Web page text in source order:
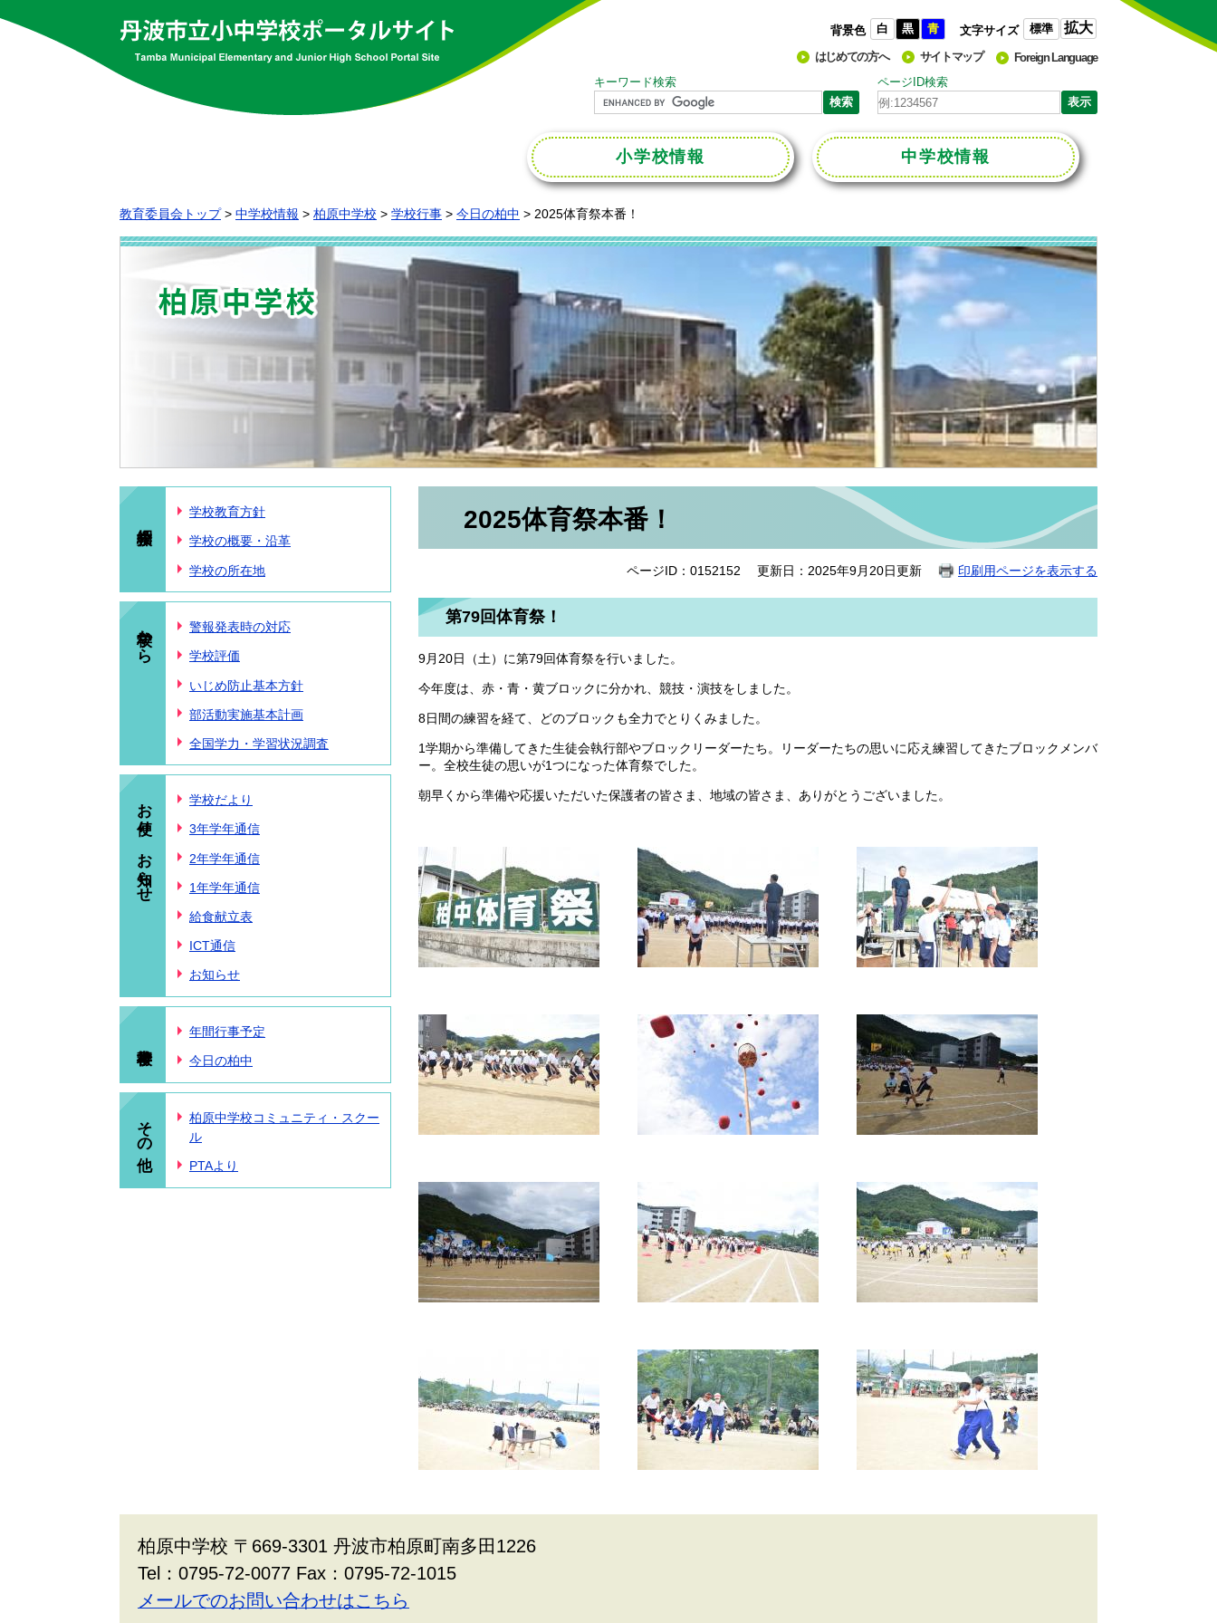
背景色 白 黒 青 文字サイズ 標準 拡大
はじめての方へ サイトマップ
Foreign Language
キーワード検索
ページID検索
小学校情報 中学校情報
教育委員会トップ > 中学校情報 > 柏原中学校 > 学校行事 > 今日の柏中 > 2025体育祭本番！
学校教育方針
学校の概要・沿革
学校の所在地
学校から 警報発表時の対応
学校評価
いじめ防止基本方針
部活動実施基本計画
全国学力・学習状況調査
お便り、お知らせ 学校だより
3年学年通信
2年学年通信
1年学年通信
給食献立表
ICT通信
お知らせ
年間行事予定
今日の柏中
その他
柏原中学校コミュニティ・スクー
ル
PTAより
2025体育祭本番！
ページID：0152152 更新日：2025年9月20日更新 印刷用ページを表示する
第79回体育祭！
9月20日（土）に第79回体育祭を行いました。
今年度は、赤・青・黄ブロックに分かれ、競技・演技をしました。
8日間の練習を経て、どのブロックも全力でとりくみました。
1学期から準備してきた生徒会執行部やブロックリーダーたち。リーダーたちの思いに応え練習してきたブロックメンバ
ー。全校生徒の思いが1つになった体育祭でした。
朝早くから準備や応援いただいた保護者の皆さま、地域の皆さま、ありがとうございました。
柏原中学校 〒669-3301 丹波市柏原町南多田1226
Tel：0795-72-0077 Fax：0795-72-1015
メールでのお問い合わせはこちら